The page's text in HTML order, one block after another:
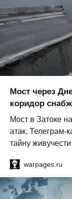
Мост через
коридор
Мост в Затоке
атак. Телеграм-
тайну
warpages.ru